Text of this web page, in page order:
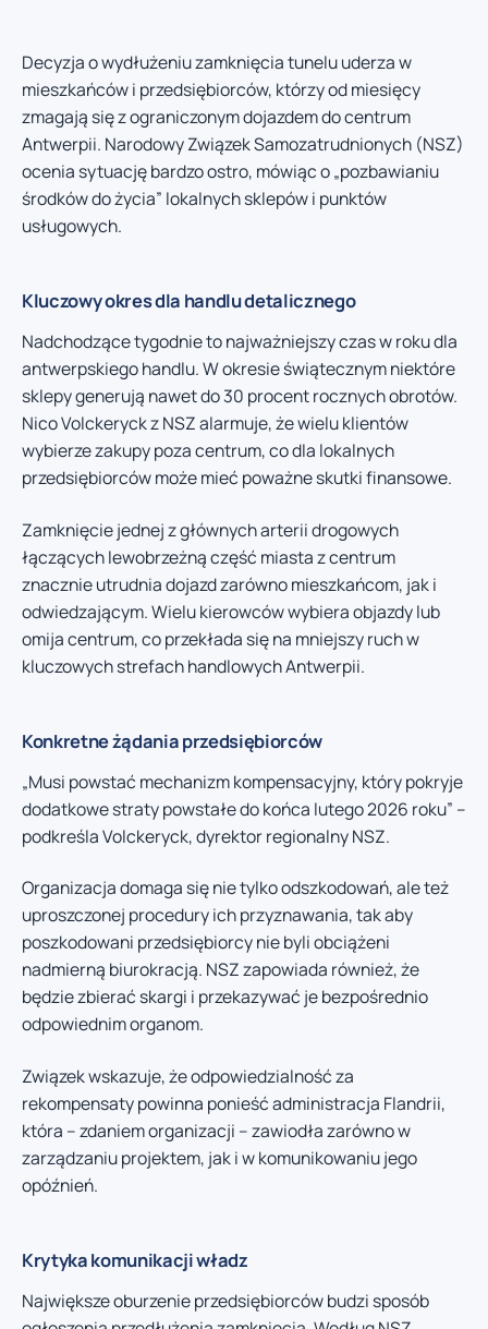
Decyzja o wydłużeniu zamknięcia tunelu uderza w
mieszkańców i przedsiębiorców, którzy od miesięcy
zmagają się z ograniczonym dojazdem do centrum
Antwerpii. Narodowy Związek Samozatrudnionych (NSZ)
ocenia sytuację bardzo ostro, mówiąc o „pozbawianiu
środków do życia” lokalnych sklepów i punktów
usługowych.
Kluczowy okres dla handlu detalicznego
Nadchodzące tygodnie to najważniejszy czas w roku dla
antwerpskiego handlu. W okresie świątecznym niektóre
sklepy generują nawet do 30 procent rocznych obrotów.
Nico Volckeryck z NSZ alarmuje, że wielu klientów
wybierze zakupy poza centrum, co dla lokalnych
przedsiębiorców może mieć poważne skutki finansowe.
Zamknięcie jednej z głównych arterii drogowych
łączących lewobrzeżną część miasta z centrum
znacznie utrudnia dojazd zarówno mieszkańcom, jak i
odwiedzającym. Wielu kierowców wybiera objazdy lub
omija centrum, co przekłada się na mniejszy ruch w
kluczowych strefach handlowych Antwerpii.
Konkretne żądania przedsiębiorców
„Musi powstać mechanizm kompensacyjny, który pokryje
dodatkowe straty powstałe do końca lutego 2026 roku” –
podkreśla Volckeryck, dyrektor regionalny NSZ.
Organizacja domaga się nie tylko odszkodowań, ale też
uproszczonej procedury ich przyznawania, tak aby
poszkodowani przedsiębiorcy nie byli obciążeni
nadmierną biurokracją. NSZ zapowiada również, że
będzie zbierać skargi i przekazywać je bezpośrednio
odpowiednim organom.
Związek wskazuje, że odpowiedzialność za
rekompensaty powinna ponieść administracja Flandrii,
która – zdaniem organizacji – zawiodła zarówno w
zarządzaniu projektem, jak i w komunikowaniu jego
opóźnień.
Krytyka komunikacji władz
Największe oburzenie przedsiębiorców budzi sposób